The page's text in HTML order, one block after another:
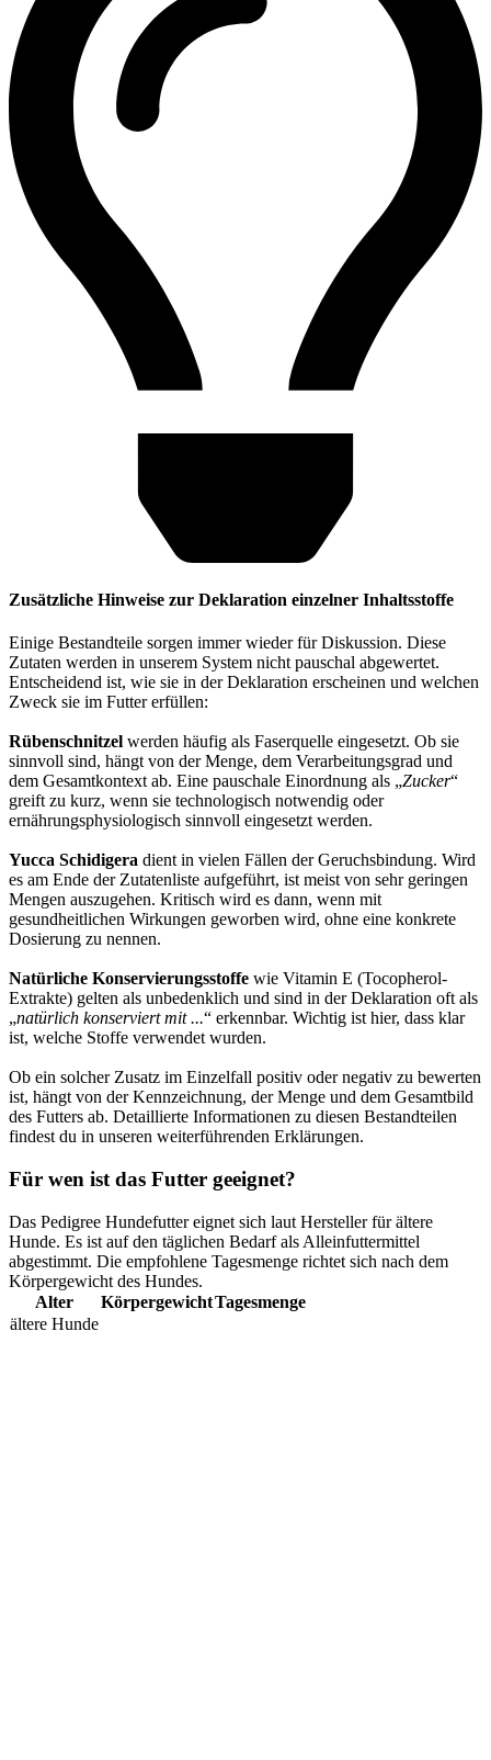
Zusätzliche Hinweise zur Deklaration einzelner Inhaltsstoffe
Einige Bestandteile sorgen immer wieder für Diskussion. Diese
Zutaten werden in unserem System nicht pauschal abgewertet.
Entscheidend ist, wie sie in der Deklaration erscheinen und welchen
Zweck sie im Futter erfüllen:
Rübenschnitzel werden häufig als Faserquelle eingesetzt. Ob sie
sinnvoll sind, hängt von der Menge, dem Verarbeitungsgrad und
dem Gesamtkontext ab. Eine pauschale Einordnung als „Zucker“
greift zu kurz, wenn sie technologisch notwendig oder
ernährungsphysiologisch sinnvoll eingesetzt werden.
Yucca Schidigera dient in vielen Fällen der Geruchsbindung. Wird
es am Ende der Zutatenliste aufgeführt, ist meist von sehr geringen
Mengen auszugehen. Kritisch wird es dann, wenn mit
gesundheitlichen Wirkungen geworben wird, ohne eine konkrete
Dosierung zu nennen.
Natürliche Konservierungsstoffe wie Vitamin E (Tocopherol-
Extrakte) gelten als unbedenklich und sind in der Deklaration oft als
„natürlich konserviert mit ...“ erkennbar. Wichtig ist hier, dass klar
ist, welche Stoffe verwendet wurden.
Ob ein solcher Zusatz im Einzelfall positiv oder negativ zu bewerten
ist, hängt von der Kennzeichnung, der Menge und dem Gesamtbild
des Futters ab. Detaillierte Informationen zu diesen Bestandteilen
findest du in unseren weiterführenden Erklärungen.
Für wen ist das Futter geeignet?
Das Pedigree Hundefutter eignet sich laut Hersteller für ältere
Hunde. Es ist auf den täglichen Bedarf als Alleinfuttermittel
abgestimmt. Die empfohlene Tagesmenge richtet sich nach dem
Körpergewicht des Hundes.
Alter
KörpergewichtTagesmenge
ältere Hunde